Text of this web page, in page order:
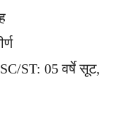
ST: 05 वर्षे सूट,